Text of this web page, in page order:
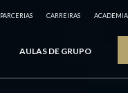
PARCERIAS CARREIRAS ACADEMIA
AULAS DE GRUPO